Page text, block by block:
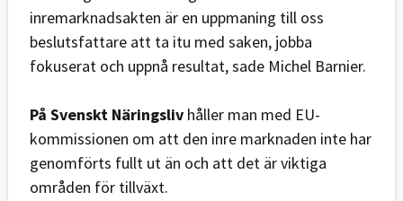
inremarknadsakten är en uppmaning till oss
beslutsfattare att ta itu med saken, jobba
fokuserat och uppnå resultat, sade Michel Barnier.
På Svenskt Näringsliv håller man med EU-
kommissionen om att den inre marknaden inte har
genomförts fullt ut än och att det är viktiga
områden för tillväxt.